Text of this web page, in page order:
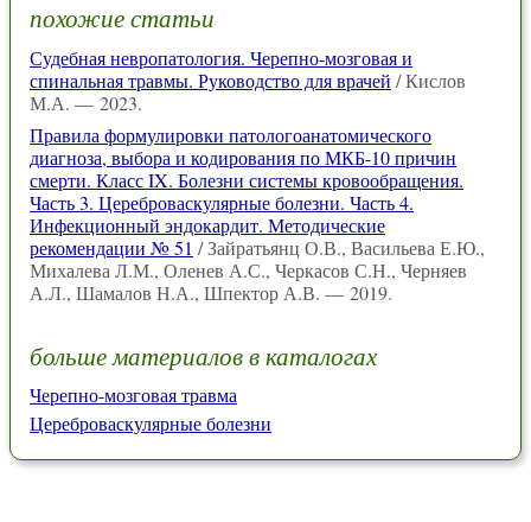
похожие статьи
Судебная невропатология. Черепно-мозговая и
спинальная травмы. Руководство для врачей / Кислов
М.А. — 2023.
Правила формулировки патологоанатомического
диагноза, выбора и кодирования по МКБ-10 причин
смерти. Класс IX. Болезни системы кровообращения.
Часть 3. Цереброваскулярные болезни. Часть 4.
Инфекционный эндокардит. Методические
рекомендации № 51 / Зайратьянц О.В., Васильева Е.Ю.,
Михалева Л.М., Оленев А.С., Черкасов С.Н., Черняев
А.Л., Шамалов Н.А., Шпектор А.В. — 2019.
больше материалов в каталогах
Черепно-мозговая травма
Цереброваскулярные болезни